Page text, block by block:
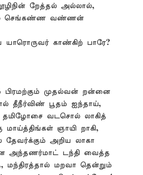
றேத்தல் அல்லால்,
செங்கண்ண வண்ணன்
யாரொருவர் காண்கிற் பாரே?
பிரமற்கும் முதல்வன் றன்னை
தீநீர்விண் பூதம் ஐந்தாய்,
தமிழோசை வடசொல் லாகித்
மாய்த்திங்கள் ஞாயி றாகி,
தேவர்க்கும் அறிய லாகா
டந்தி வைத்த
மந்திரத்தால் மறவா தென்றும்